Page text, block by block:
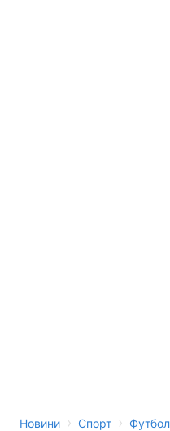
Новини › Спорт › Футбол